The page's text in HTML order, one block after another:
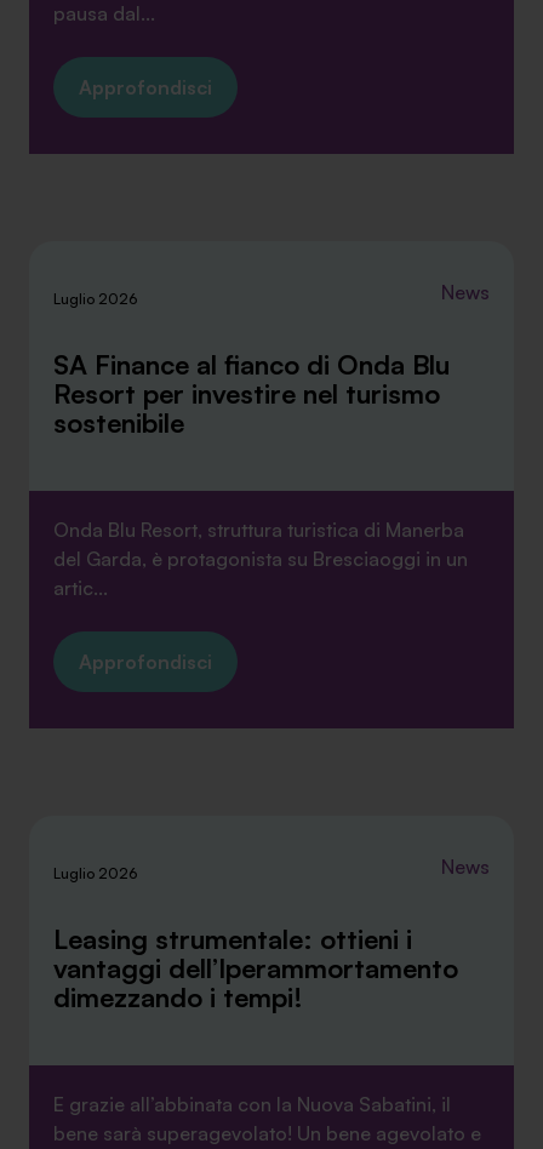
pausa dal...
Approfondisci
Luglio 2026 News
SA Finance al fianco di Onda Blu
Resort per investire nel turismo
sostenibile
Onda Blu Resort, struttura turistica di Manerba
del Garda, è protagonista su Bresciaoggi in un
artic...
Approfondisci
Luglio 2026 News
Leasing strumentale: ottieni i
vantaggi dell’Iperammortamento
dimezzando i tempi!
E grazie all’abbinata con la Nuova Sabatini, il
bene sarà superagevolato! Un bene agevolato e